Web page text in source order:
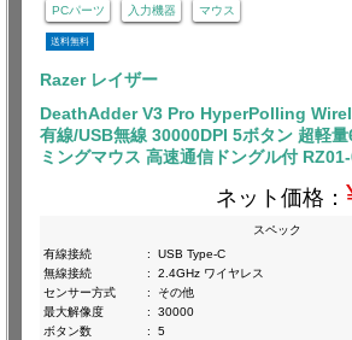
PCパーツ 入力機器 マウス
送料無料
Razer レイザー
DeathAdder V3 Pro HyperPolling
有線/USB無線 30000DPI 5ボタン 超軽
ミングマウス 高速通信ドングル付
ネット価格：
スペック
有線接続
:
USB Type-C
無線接続
:
2.4GHz ワイヤレス
センサー方式
:
その他
最大解像度
:
30000
ボタン数
:
5